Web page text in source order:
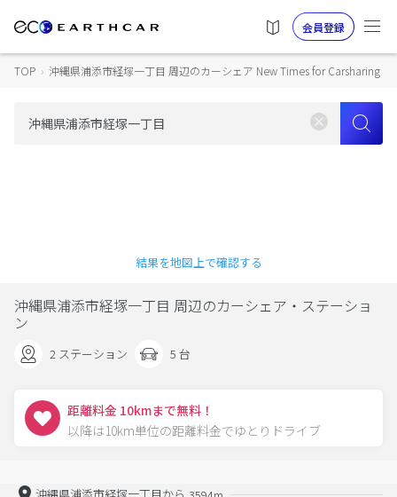
会員登録
TOP › 沖縄県浦添市経塚一丁目 周辺のカーシェア New Times for Carsharing
結果を地図上で確認する
沖縄県浦添市経塚一丁目 周辺のカーシェア・ステーショ
ン
2 ステーション 5 台
距離料金 10kmまで無料！
以降は10km単位の距離料金でゆとりドライブ